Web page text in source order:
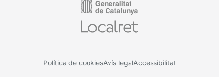
Política de cookiesAvís legalAccessibilitat